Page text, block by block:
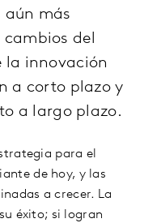
aún más
del
la innovación
a corto plazo y
a largo plazo.
para el
de hoy, y las
a crecer. La
éxito; si logran